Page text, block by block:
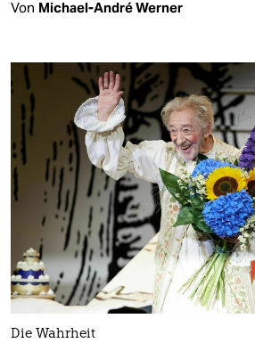
Von Michael-André Werner
Die Wahrheit